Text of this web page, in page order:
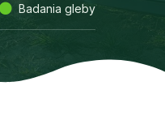
Badania gleby